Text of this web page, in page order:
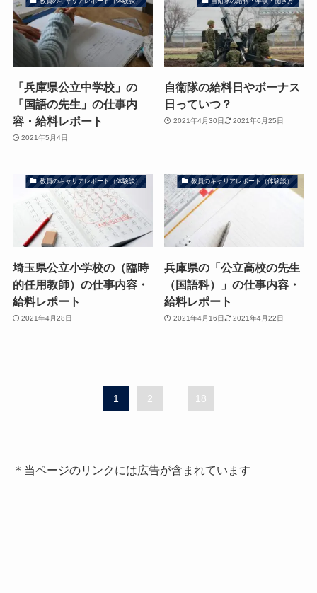
「兵庫県公立中学校」の
「国語の先生」の仕事内
容・給料レポート
2021年5月4日
自衛隊の給料日やボーナス
日っていつ？
2021年4月30日 2021年6月25日
教員のキャリアレポート（体験談）
埼玉県公立小学校の（臨時
的任用教師）の仕事内容・
給料レポート
2021年4月28日
教員のキャリアレポート（体験談）
兵庫県の「公立高校の先生
（国語科）」の仕事内容・
給料レポート
2021年4月16日 2021年4月22日
1 2 ... 18
＊当ページのリンクには広告が含まれています